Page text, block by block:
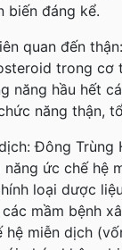
biến đáng kể.
quan đến
trong cơ
năng hầu hết
năng thận,
Đông
ức chế hệ
loại dược
mầm bệnh
hệ miễn dịch